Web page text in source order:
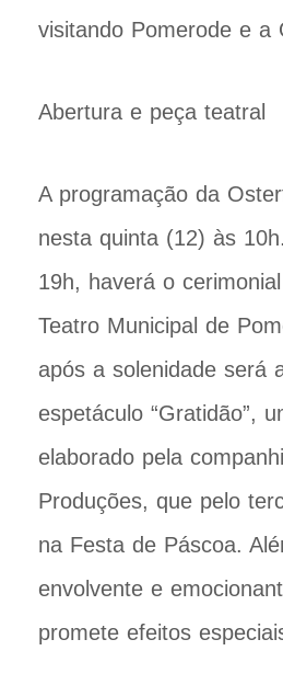
visitando Pomerode e a
Abertura e peça teatral
A programação da
nesta quinta (12) às
19h, haverá o
Teatro Municipal de
após a solenidade será
espetáculo “Gratidão”,
elaborado pela
Produções, que pelo
na Festa de Páscoa.
envolvente e
promete efeitos